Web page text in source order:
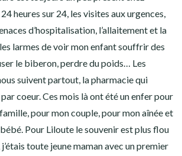
heures sur 24, les visites aux urgences,
d’hospitalisation, l’allaitement et la
larmes de voir mon enfant souffrir des
le biberon, perdre du poids… Les
suivent partout, la pharmacie qui
coeur. Ces mois là ont été un enfer pour
pour mon couple, pour mon aînée et
Pour Liloute le souvenir est plus flou
toute jeune maman avec un premier